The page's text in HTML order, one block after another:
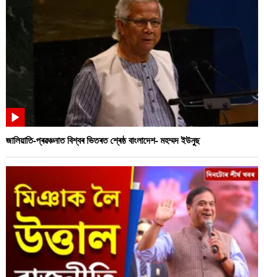
জালিয়াতি-প্ৰৱঞ্চনাত বিশ্বৰ ভিতৰত শ্ৰেষ্ঠ বাংলাদেশ- মহম্মদ ইউনুছ